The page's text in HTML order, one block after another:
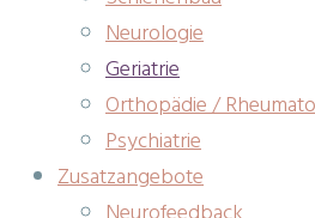
Neurologie
Geriatrie
Orthopädie /
Psychiatrie
Zusatzangebote